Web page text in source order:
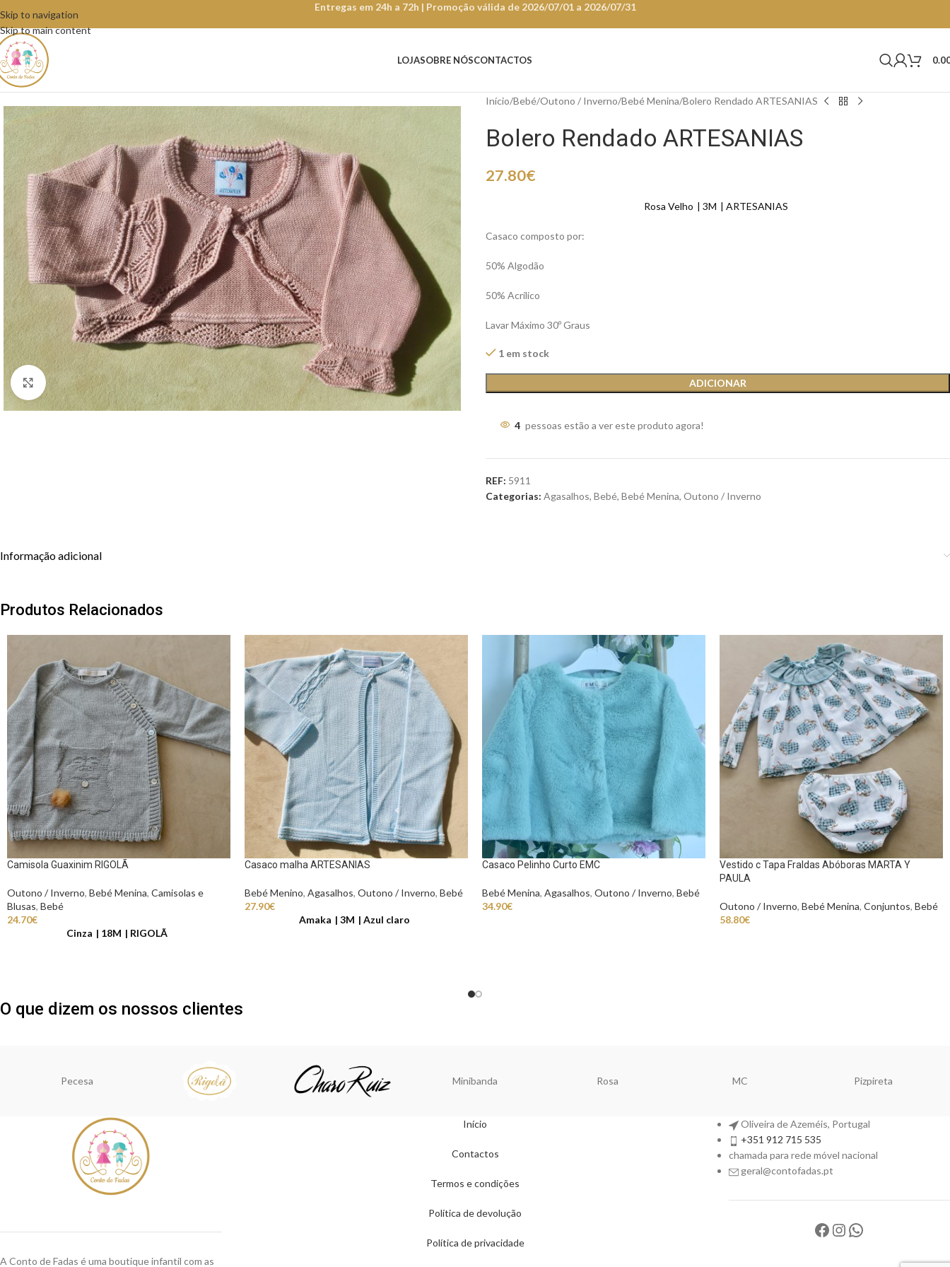
Skip to navigation
Skip to main content
Entregas em 24h a 72h | Promoção válida de 2026/07/01 a 2026/07/31
LOJASOBRE NÓSCONTACTOS
Clique para aumentar
Início Bebé Outono / Inverno Bebé Menina Bolero Rendado ARTESANIAS
Bolero Rendado ARTESANIAS
27.80€
Rosa Velho 3M ARTESANIAS
Casaco composto por:
50% Algodão
50% Acrílico
Lavar Máximo 30º Graus
1 em stock
ADICIONAR
4 pessoas estão a ver este produto agora!
REF: 5911
Categorias: Agasalhos, Bebé, Bebé Menina, Outono / Inverno
Informação adicional
Produtos Relacionados
Camisola Guaxinim RIGOLÃ
Outono / Inverno, Bebé Menina, Camisolas e
Blusas, Bebé
24.70€
Cinza
18M RIGOLÃ
Casaco malha ARTESANIAS
Bebé Menino, Agasalhos, Outono / Inverno, Bebé
27.90€
Amaka
3M Azul claro
Casaco Pelinho Curto EMC
Bebé Menina, Agasalhos, Outono / Inverno, Bebé
34.90€
Vestido c Tapa Fraldas Abóboras MARTA Y
PAULA
Outono / Inverno, Bebé Menina, Conjuntos, Bebé
58.80€
O que dizem os nossos clientes
Pecesa Minibanda Rosa MC Pizpireta
A Conto de Fadas é uma boutique infantil com as
Início
Contactos
Termos e condições
Política de devolução
Política de privacidade
Oliveira de Azeméis, Portugal
+351 912 715 535
chamada para rede móvel nacional
geral@contofadas.pt